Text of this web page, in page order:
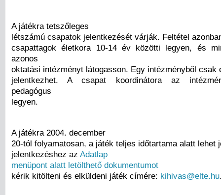
A játékra tetszőleges
létszámú csapatok jelentkezését várják. Feltétel
csapattagok életkora 10-14 év közötti legyen, és
azonos
oktatási intézményt látogasson. Egy intézményből csak
jelentkezhet. A csapat koordinátora az
pedagógus
legyen.
A játékra 2004. december
20-tól folyamatosan, a játék teljes időtartama alatt lehet
jelentkezéshez az Adatlap
menüpont alatt letölthető dokumentumot
kérik kitölteni és elküldeni játék címére: kihivas@elte.hu